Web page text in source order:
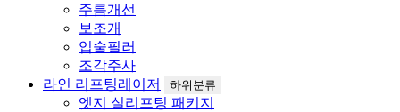
주름개선
보조개
입술필러
조각주사
라인 리프팅레이저
하위분류
엣지 실리프팅 패키지